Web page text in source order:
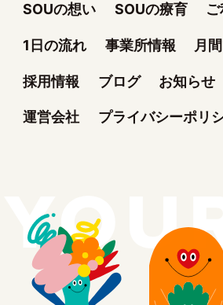
SOUの想い SOUの療育
1日の流れ 事業所情報 月
採用情報 ブログ お知らせ
運営会社 プライバシーポリ